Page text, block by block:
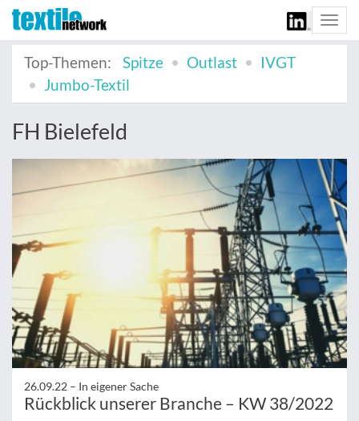
Top-Themen:
Spitze Outlast
IVGT
Jumbo-Textil
FH Bielefeld
26.09.22 – In eigener Sache
Rückblick unserer Branche – KW 38/2022